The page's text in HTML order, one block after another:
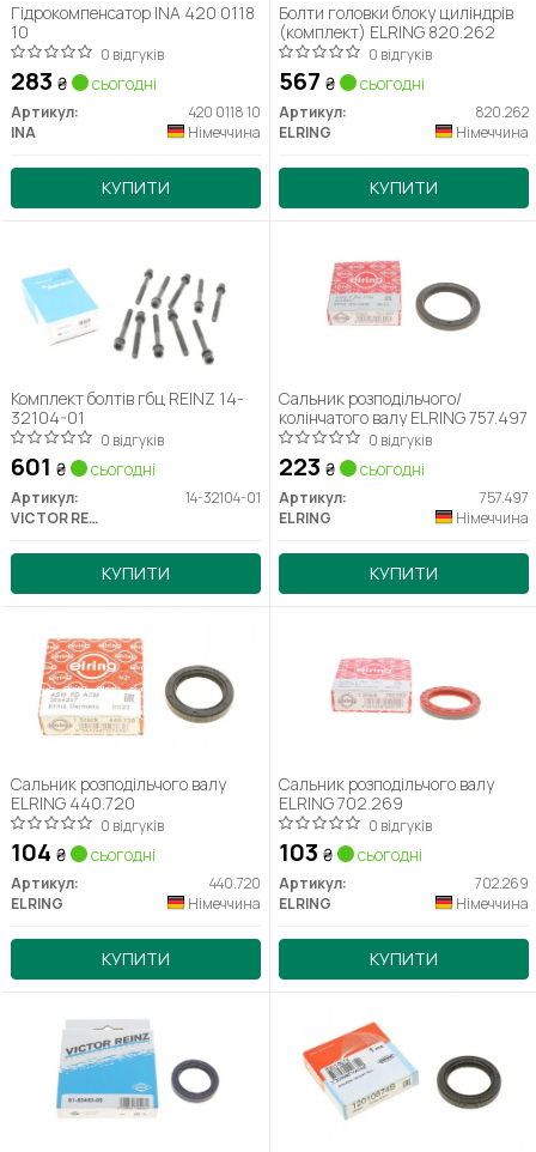
Гідрокомпенсатор INA 420 0118
10
0 відгуків
283 ₴ сьогодні
Артикул:
420 0118 10
INA
Німеччина
КУПИТИ
Болти головки блоку циліндрів
(комплект) ELRING 820.262
0 відгуків
567 ₴ сьогодні
Артикул:
820.262
ELRING
Німеччина
КУПИТИ
Комплект болтів гбц REINZ 14-
32104-01
0 відгуків
601 ₴ сьогодні
Артикул:
14-32104-01
VICTOR REINZ
КУПИТИ
Сальник розподільчого/
колінчатого валу ELRING 757.497
0 відгуків
223 ₴ сьогодні
Артикул:
757.497
ELRING
Німеччина
КУПИТИ
Сальник розподільчого валу
ELRING 440.720
0 відгуків
104 ₴ сьогодні
Артикул:
440.720
ELRING
Німеччина
КУПИТИ
Сальник розподільчого валу
ELRING 702.269
0 відгуків
103 ₴ сьогодні
Артикул:
702.269
ELRING
Німеччина
КУПИТИ